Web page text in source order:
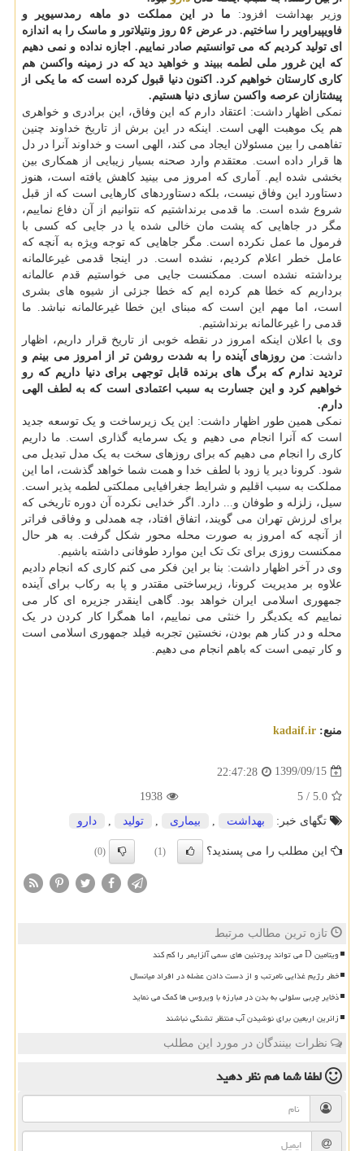
وزیر بهداشت افزود: ما در این مملکت دو ماهه رمدسیویر و
فاویپیراویر را ساختیم. در عرض ۵۶ روز ونتیلاتور و ماسک را به اندازه
ای تولید کردیم که می توانستیم صادر نماییم. اجازه نداده و نمی دهیم
که این غرور ملی لطمه ببیند و خواهید دید که در زمینه واکسن هم
کاری کارستان خواهیم کرد. اکنون دنیا قبول کرده است که ما یکی از
پیشتازان عرصه واکسن سازی دنیا هستیم.
نمکی اظهار داشت: اعتقاد دارم که این وفاق، این برادری و خواهری
هم یک موهبت الهی است. اینکه در این برش از تاریخ خداوند چنین
تفاهمی را بین مسئولان ایجاد می کند، الهی است و خداوند آنرا در دل
ها قرار داده است. معتقدم وارد صحنه بسیار زیبایی از همکاری بین
بخشی شده ایم. آماری که امروز می بینید کاهش یافته است، هنوز
دستاورد این وفاق نیست، بلکه دستاوردهای کارهایی است که از قبل
شروع شده است. ما قدمی برنداشتیم که نتوانیم از آن دفاع نماییم،
مگر در جاهایی که پشت مان خالی شده یا در جایی که کسی با
فرمول ما عمل نکرده است. مگر جاهایی که توجه ویژه به آنچه که
عامل خطر اعلام کردیم، نشده است. در اینجا قدمی غیرعالمانه
برداشته نشده است. ممکنست جایی می خواستیم قدم عالمانه
برداریم که خطا هم کرده ایم که خطا جزئی از شیوه های بشری
است، اما مهم این است که مبنای این خطا غیرعالمانه نباشد. ما
قدمی را غیرعالمانه برنداشتیم.
وی با اعلان اینکه امروز در نقطه خوبی از تاریخ قرار داریم، اظهار
داشت: من روزهای آینده را به شدت روشن تر از امروز می بینم و
تردید ندارم که برگ های برنده قابل توجهی برای دنیا داریم که رو
خواهیم کرد و این جسارت به سبب اعتمادی است که به لطف الهی
دارم.
نمکی همین طور اظهار داشت: این یک زیرساخت و یک توسعه جدید
است که آنرا انجام می دهیم و یک سرمایه گذاری است. ما داریم
کاری را انجام می دهیم که برای روزهای سخت به یک مدل تبدیل می
شود. کرونا دیر یا زود با لطف خدا و همت شما خواهد گذشت، اما این
مملکت به سبب اقلیم و شرایط جغرافیایی مملکتی لطمه پذیر است.
سیل، زلزله و طوفان و... دارد. اگر خدایی نکرده آن دوره تاریخی که
برای لرزش تهران می گویند، اتفاق افتاد، چه همدلی و وفاقی فراتر
از آنچه که امروز به صورت محله محور شکل گرفت. به هر حال
ممکنست روزی برای تک تک این موارد طوفانی داشته باشیم.
وی در آخر اظهار داشت: بنا بر این فکر می کنم کاری که انجام دادیم
علاوه بر مدیریت کرونا، زیرساختی مقتدر و پا به رکاب برای آینده
جمهوری اسلامی ایران خواهد بود. گاهی اینقدر جزیره ای کار می
نماییم که یکدیگر را خنثی می نماییم، اما همگرا کار کردن در یک
محله و در کنار هم بودن، نخستین تجربه فیلد جمهوری اسلامی است
و کار تیمی است که باهم انجام می دهیم.
منبع: kadaif.ir
1399/09/15
22:47:28
5.0
/
5
1938
تگهای خبر:
بهداشت , بیماری , تولید , دارو
این مطلب را می پسندید؟ (1)
(0)
تازه ترین مطالب مرتبط
ویتامین D می تواند پروتئین های سمی آلزایمر را کم کند
خطر رژیم غذایی نامرتب و از دست دادن عضله در افراد میانسال
ذخایر چربی سلولی به بدن در مبارزه با ویروس ها کمک می نماید
زائرین اربعین برای نوشیدن آب منتظر تشنگی نباشند
نظرات بینندگان در مورد این مطلب
لطفا شما همنظر دهید